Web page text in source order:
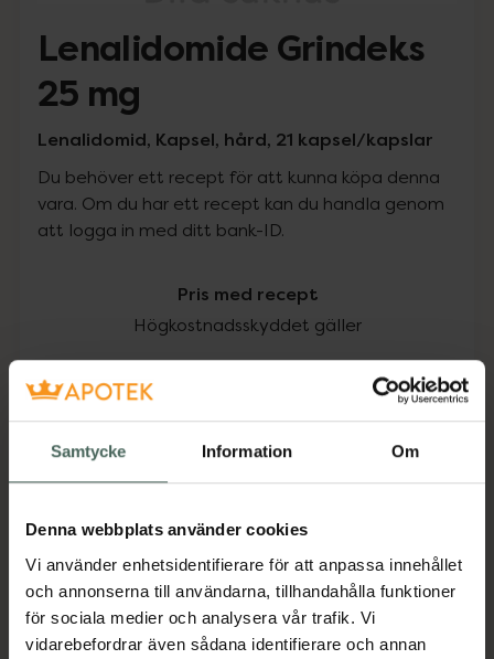
Samtycke Information Om
Denna webbplats använder cookies
Vi använder enhetsidentifierare för att anpassa innehållet
och annonserna till användarna, tillhandahålla funktioner
för sociala medier och analysera vår trafik. Vi
vidarebefordrar även sådana identifierare och annan
Lenalidomide Grindeks
25 mg
Lenalidomid, Kapsel, hård, 21 kapsel/kapslar
Du behöver ett recept för att kunna köpa denna
vara. Om du har ett recept kan du handla genom
att logga in med ditt bank-ID.
Pris med recept
Högkostnadsskyddet gäller
214,72 kr
I apotek:214,72 kr
Köp via ditt recept
Aktuella erbjudanden
Beskrivning